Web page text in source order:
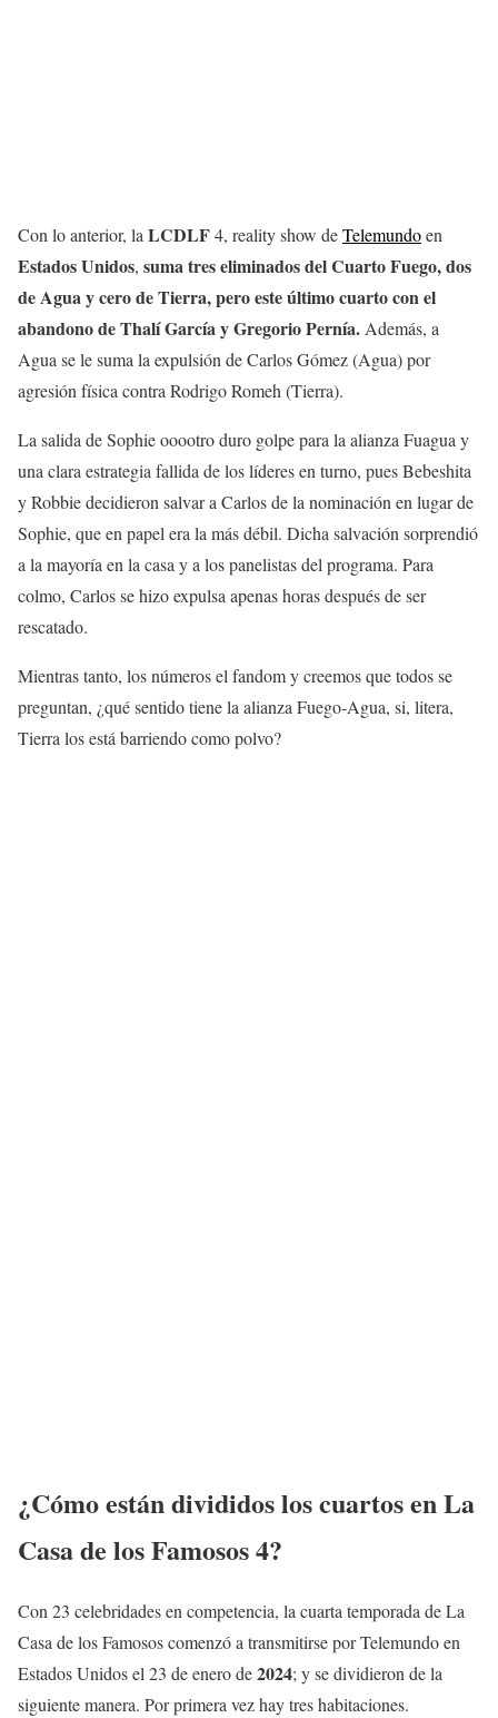
Con lo anterior, laLCDLF4, reality show deTelemundoen
Estados Unidos, suma tres eliminados del Cuarto Fuego, dos
de Agua y cero de Tierra, pero este último cuarto con el
abandono de Thalí García y Gregorio Pernía.Además, a
Agua se le suma la expulsión de Carlos Gómez (Agua) por
agresión física contra Rodrigo Romeh (Tierra).
La salida de Sophie ooootro duro golpe para la alianza Fuagua y
una clara estrategia fallida de los líderes en turno, pues Bebeshita
y Robbie decidieron salvar a Carlos de la nominación en lugar de
Sophie, que en papel era la más débil. Dicha salvación sorprendió
a la mayoría en la casa y a los panelistas del programa. Para
colmo, Carlos se hizo expulsa apenas horas después de ser
rescatado.
Mientras tanto, los números el fandom y creemos que todos se
preguntan, ¿qué sentido tiene la alianza Fuego-Agua, si, litera,
Tierra los está barriendo como polvo?
¿Cómo están divididos los cuartos en La
Casa de los Famosos 4?
Con 23 celebridades en competencia, la cuarta temporada de La
Casa de los Famosos comenzó a transmitirse por Telemundo en
Estados Unidos el 23 de enero de2024; y se dividieron de la
siguiente manera. Por primera vez hay tres habitaciones.